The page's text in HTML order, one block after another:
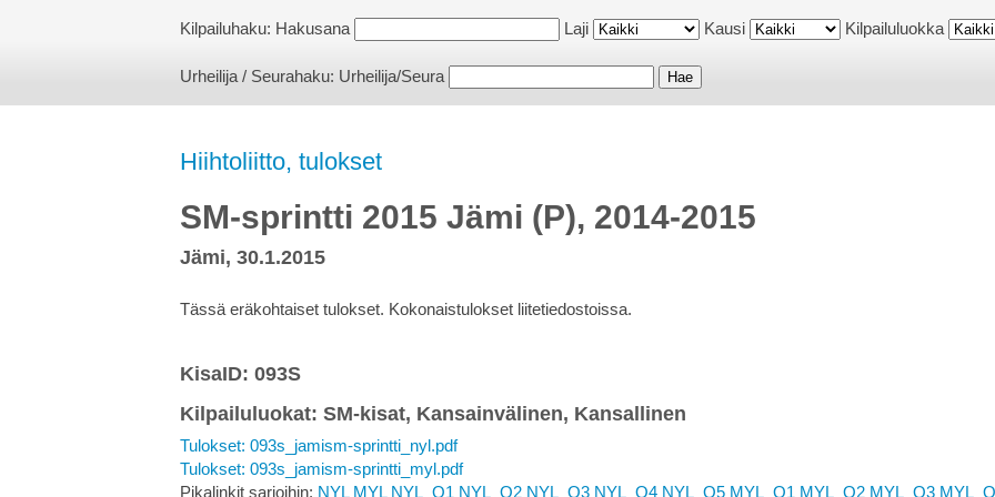
Kilpailuhaku: Hakusana Laji Kausi Kilpailuluokka
Urheilija / Seurahaku: Urheilija/Seura
Hiihtoliitto, tulokset
SM-sprintti 2015 Jämi (P), 2014-2015
Jämi, 30.1.2015
Tässä eräkohtaiset tulokset. Kokonaistulokset liitetiedostoissa.
KisaID: 093S
Kilpailuluokat: SM-kisat, Kansainvälinen, Kansallinen
Tulokset: 093s_jamism-sprintti_nyl.pdf
Tulokset: 093s_jamism-sprintti_myl.pdf
Pikalinkit sarjoihin: NYL MYL NYL_Q1 NYL_Q2 NYL_Q3 NYL_Q4 NYL_Q5 MYL_Q1 MYL_Q2 MYL_Q3